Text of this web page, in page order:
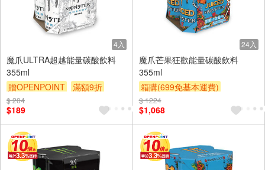
4入
魔爪ULTRA超越能量碳酸飲料
355ml
贈OPENPOINT
滿額9折
贈$200
$ 204
$189
24入
魔爪芒果狂歡能量碳酸飲料
355ml
箱購(699免基本運費)
贈OPENPOINT
贈$200
$ 1224
$1,068